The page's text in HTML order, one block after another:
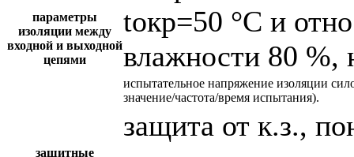
параметры
изоляции между
входной и выходной
цепями
tокр=50 °С и
влажности 80 %,
испытательное напряжение изоляции
значение/частота/время испытания).
защитные
защита от к.з.,